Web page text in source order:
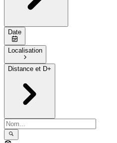
Date
Localisation
Distance et D+